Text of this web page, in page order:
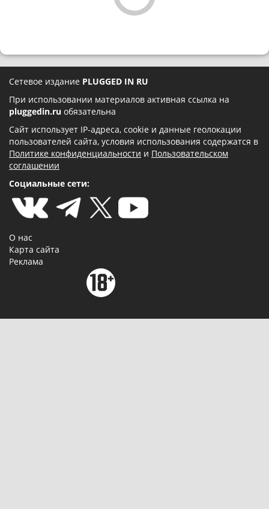
Сетевое издание PLUGGED IN RU
При использовании материалов активная ссылка на
pluggedin.ru обязательна
Сайт использует IP-адреса, cookie и данные геолокации
пользователей сайта, условия использования содержатся в
Политике конфиденциальности и Пользовательском
соглашении
Социальные сети:
О нас
Карта сайта
Реклама